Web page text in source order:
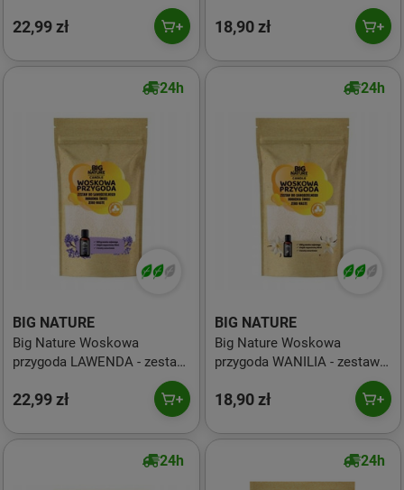
22,99 zł 18,90 zł
24h
BIG NATURE
Big Nature Woskowa
przygoda LAWENDA - zestaw
do robienia świec DYI 515g
22,99 zł
24h
BIG NATURE
Big Nature Woskowa
przygoda WANILIA - zestaw
do robienia świec DIY 515g
18,90 zł
24h 24h